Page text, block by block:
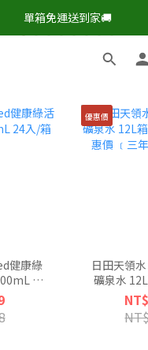
在下單，即享8折🔥優惠特價>
單箱免運送到家🚚
在下單，即享8折🔥優惠特價>
健康綠
24
優惠價
日田天領
礦泉水
合優惠價